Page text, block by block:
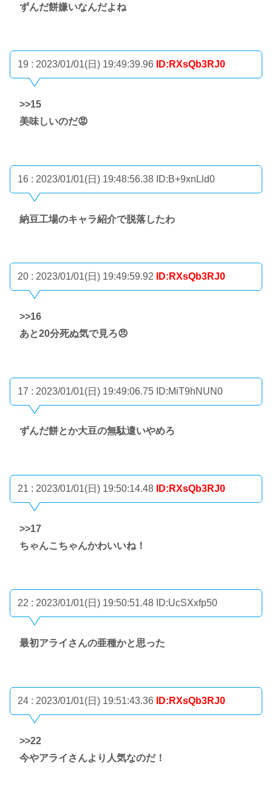
ずんだ餅嫌いなんだよね
19 : 2023/01/01(日) 19:49:39.96 ID:RXsQb3RJ0
>>15
美味しいのだ😡
16 : 2023/01/01(日) 19:48:56.38 ID:B+9xnLld0
納豆工場のキャラ紹介で脱落したわ
20 : 2023/01/01(日) 19:49:59.92 ID:RXsQb3RJ0
>>16
あと20分死ぬ気で見ろ😠
17 : 2023/01/01(日) 19:49:06.75 ID:MiT9hNUN0
ずんだ餅とか大豆の無駄遣いやめろ
21 : 2023/01/01(日) 19:50:14.48 ID:RXsQb3RJ0
>>17
ちゃんこちゃんかわいいね！
22 : 2023/01/01(日) 19:50:51.48 ID:UcSXxfp50
最初アライさんの亜種かと思った
24 : 2023/01/01(日) 19:51:43.36 ID:RXsQb3RJ0
>>22
今やアライさんより人気なのだ！